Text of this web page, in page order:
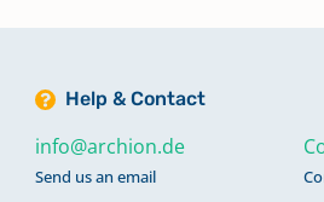
Kirchenbuch Bernburg, St.
Help & Contact
info@archion.de
Send us an email